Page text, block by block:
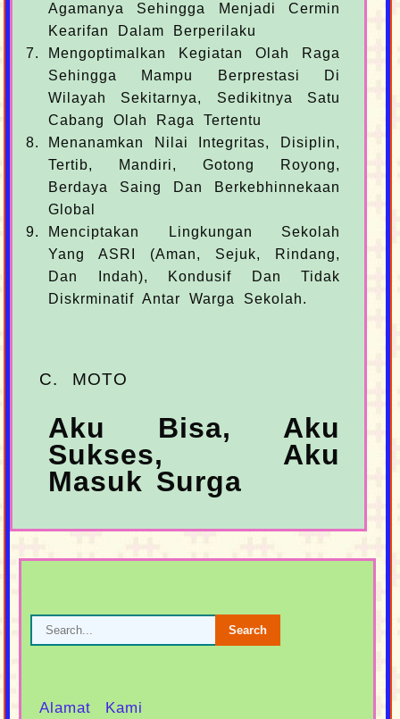
Agamanya Sehingga Menjadi Cermin
Kearifan Dalam Berperilaku
Mengoptimalkan Kegiatan Olah Raga
Sehingga Mampu Berprestasi Di
Wilayah Sekitarnya, Sedikitnya Satu
Cabang Olah Raga Tertentu
Menanamkan Nilai Integritas, Disiplin,
Tertib, Mandiri, Gotong Royong,
Berdaya Saing Dan Berkebhinnekaan
Global
Menciptakan Lingkungan Sekolah
Yang ASRI (Aman, Sejuk, Rindang,
Dan Indah), Kondusif Dan Tidak
Diskrminatif Antar Warga Sekolah.
C. MOTO
Aku Bisa, Aku
Sukses, Aku
Masuk Surga
Alamat Kami